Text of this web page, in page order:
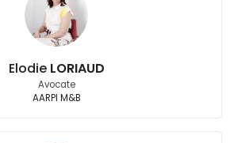
Elodie LORIAUD
Avocate
AARPI M&B